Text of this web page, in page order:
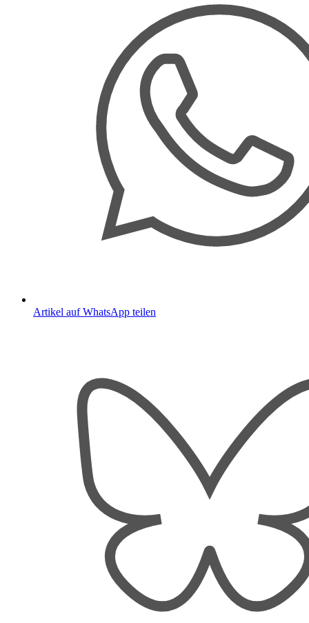
Artikel auf WhatsApp teilen